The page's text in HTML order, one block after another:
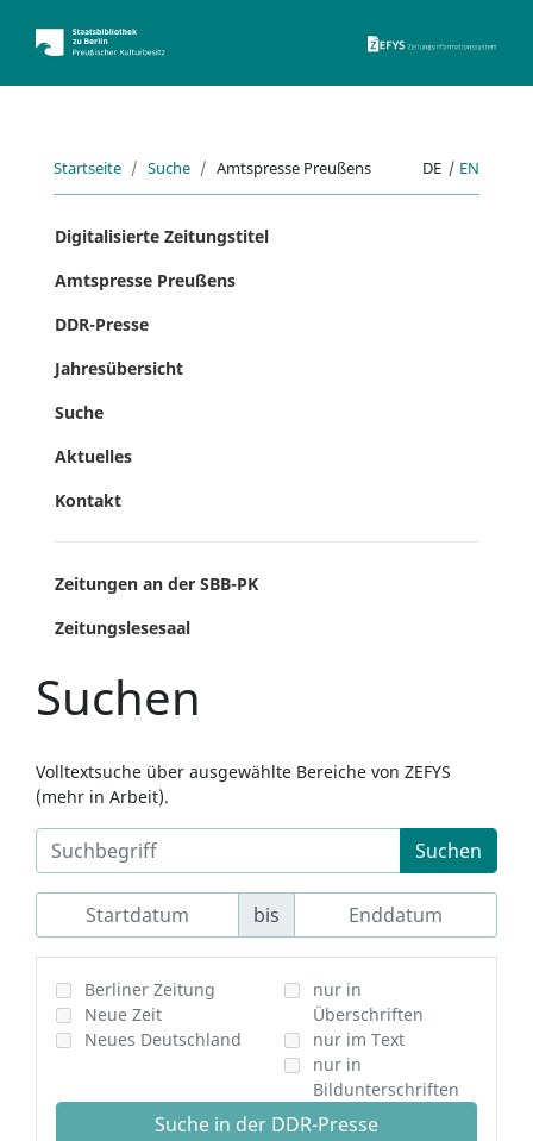
Startseite Suche Amtspresse Preußens DE | EN
Digitalisierte Zeitungstitel
Amtspresse Preußens
DDR-Presse
Jahresübersicht
Suche
Aktuelles
Kontakt
Zeitungen an der SBB-PK
Zeitungslesesaal
Suchen
Volltextsuche über ausgewählte Bereiche von ZEFYS
(mehr in Arbeit).
Suchen
bis
Berliner Zeitung
Neue Zeit
Neues Deutschland
nur in
Überschriften
nur im Text
nur in
Bildunterschriften
Suche in der DDR-Presse